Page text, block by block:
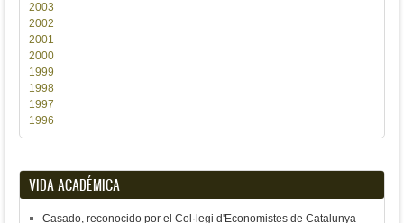
2003
2002
2001
2000
1999
1998
1997
1996
VIDA ACADÉMICA
Casado, reconocido por el Col·legi d'Economistes de Catalunya